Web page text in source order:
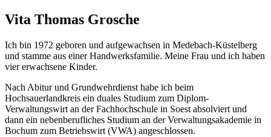
Vita Thomas Grosche
Ich bin 1972 geboren und aufgewachsen in Medebach-Küstelberg
und stamme aus einer Handwerksfamilie. Meine Frau und ich haben
vier erwachsene Kinder.
Nach Abitur und Grundwehrdienst habe ich beim
Hochsauerlandkreis ein duales Studium zum Diplom-
Verwaltungswirt an der Fachhochschule in Soest absolviert und
dann ein nebenberufliches Studium an der Verwaltungsakademie in
Bochum zum Betriebswirt (VWA) angeschlossen.